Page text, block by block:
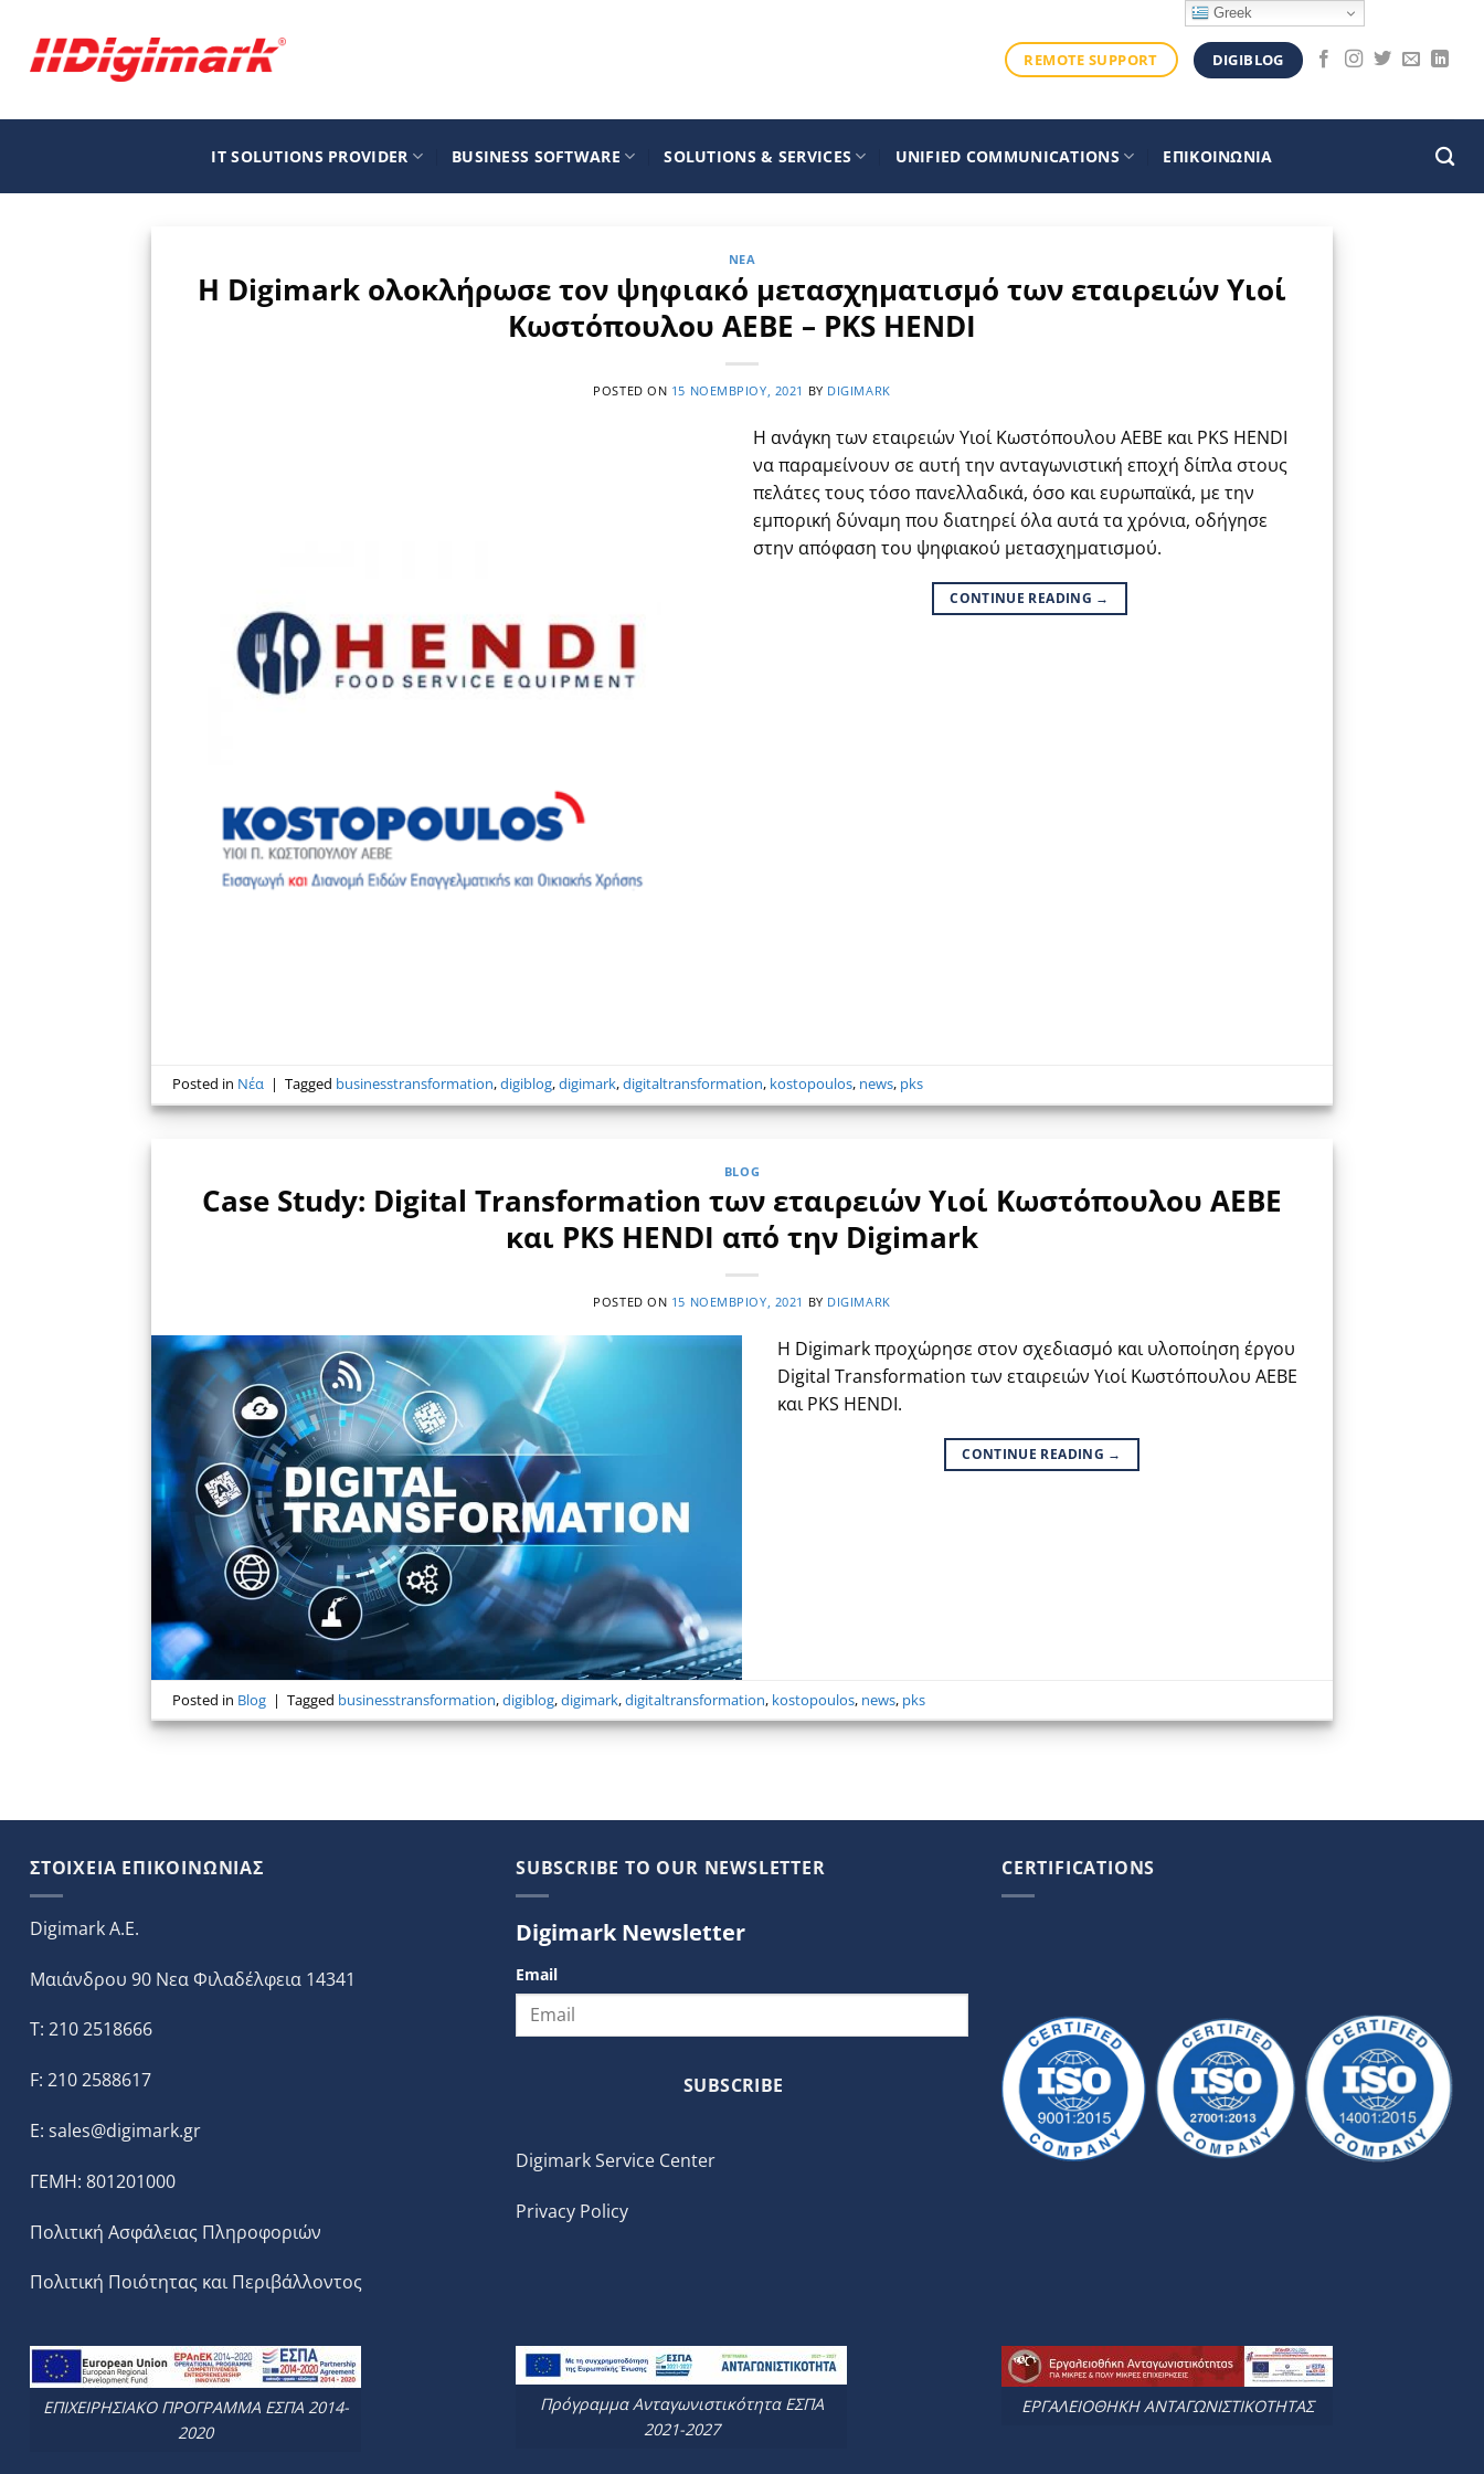
περιεχόμενο
REMOTE SUPPORT DIGIBLOG
IT SOLUTIONS PROVIDER BUSINESS SOFTWARE SOLUTIONS & SERVICES UNIFIED COMMUNICATIONS ΕΠΙΚΟΙΝΩΝΙΑ
ΝΈΑ
Η Digimark ολοκλήρωσε τον ψηφιακό μετασχηματισμό των εταιρειών Υιοί
Κωστόπουλου ΑΕΒΕ – PKS HENDI
POSTED ON 15 ΝΟΕΜΒΡΊΟΥ, 2021 BY DIGIMARK
Η ανάγκη των εταιρειών Υιοί Κωστόπουλου ΑΕΒΕ και PKS HENDI
να παραμείνουν σε αυτή την ανταγωνιστική εποχή δίπλα στους
πελάτες τους τόσο πανελλαδικά, όσο και ευρωπαϊκά, με την
εμπορική δύναμη που διατηρεί όλα αυτά τα χρόνια, οδήγησε
στην απόφαση του ψηφιακού μετασχηματισμού.
CONTINUE READING →
Posted in Νέα | Tagged businesstransformation,digiblog,digimark,digitaltransformation, kostopoulos, news, pks
BLOG
Case Study: Digital Transformation των εταιρειών Υιοί Κωστόπουλου ΑΕΒΕ
και PKS HENDI από την Digimark
POSTED ON 15 ΝΟΕΜΒΡΊΟΥ, 2021 BY DIGIMARK
Η Digimark προχώρησε στον σχεδιασμό και υλοποίηση έργου
Digital Transformation των εταιρειών Υιοί Κωστόπουλου ΑΕΒΕ
και PKS HENDI.
CONTINUE READING →
Posted in Blog | Tagged businesstransformation,digiblog,digimark,digitaltransformation, kostopoulos, news, pks
ΣΤΟΙΧΕΙΑ ΕΠΙΚΟΙΝΩΝΙΑΣ
Digimark A.E.
Μαιάνδρου 90 Νεα Φιλαδέλφεια 14341
T: 210 2518666
F: 210 2588617
E: sales@digimark.gr
ΓΕΜΗ: 801201000
Πολιτική Ασφάλειας Πληροφοριών
Πολιτική Ποιότητας και Περιβάλλοντος
SUBSCRIBE TO OUR NEWSLETTER
Digimark Newsletter
Email
SUBSCRIBE
Digimark Service Center
Privacy Policy
CERTIFICATIONS
ΕΠΙΧΕΙΡΗΣΙΑΚΟ ΠΡΟΓΡΑΜΜΑ ΕΣΠΑ 2014-
2020
Πρόγραμμα Ανταγωνιστικότητα ΕΣΠΑ
2021-2027
ΕΡΓΑΛΕΙΟΘΗΚΗ ΑΝΤΑΓΩΝΙΣΤΙΚΟΤΗΤΑΣ
Greek